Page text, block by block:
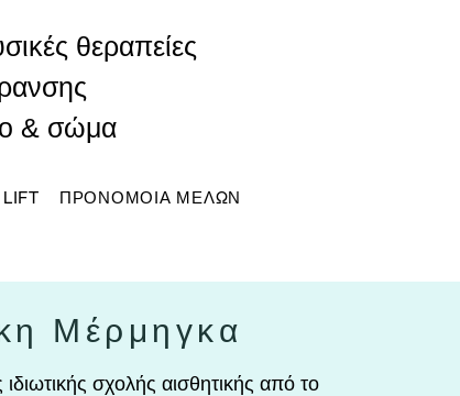
θεραπείες
& σώμα
ΠΡΟΝΟΜΟΙΑ ΜΕΛΩΝ
Μέρμηγκα
ιδιωτικής σχολής αισθητικής από το